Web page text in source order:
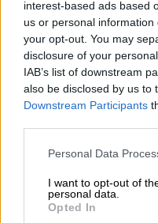
interest-based ads based
us or personal
your opt-out. You may
disclosure of your
IAB’s list of downstream
also be disclosed by us to
Downstream Participants
Please note that this
not limited to your visit or
grant or deny consent to
use your data for below
Personal Data
I want to opt-out of
personal data.
Opted In
μαρινών και
παραλίες του
πληρούν τα
βραβεύονται
στιγμή που
Παραλία Χαλίκια -
Παχειά Άμμος -
Γραμμένο -
Με 625